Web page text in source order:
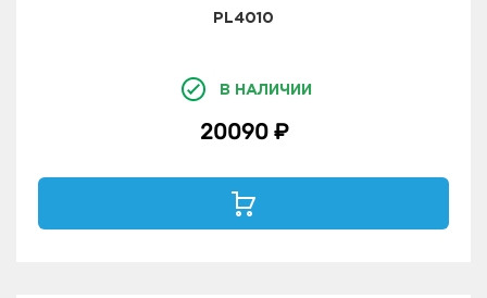
PL4010
В НАЛИЧИИ
20090 ₽